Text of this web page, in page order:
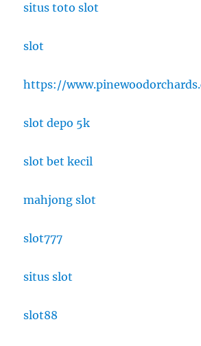
situs toto slot
slot
https://
slot depo 5k
slot bet kecil
mahjong slot
slot777
situs slot
slot88